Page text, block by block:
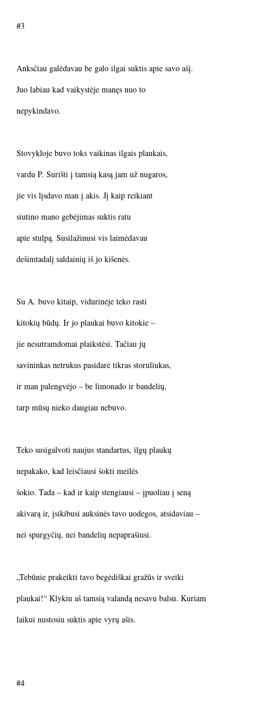
#3
Anksčiau galėdavau be galo ilgai suktis apie savo ašį.
Juo labiau kad vaikystėje manęs nuo to
nepykindavo.
Stovykloje buvo toks vaikinas ilgais plaukais,
vardu P. Surišti į tamsią kasą jam už nugaros,
jie vis lįsdavo man į akis. Jį kaip reikiant
siutino mano gebėjimas suktis ratu
apie stulpą. Susilažinusi vis laimėdavau
dešimtadalį saldainių iš jo kišenės.
Su A. buvo kitaip, vidurinėje teko rasti
kitokių būdų. Ir jo plaukai buvo kitokie –
jie nesutramdomai plaikstėsi. Tačiau jų
savininkas netrukus pasidarė tikras storuliukas,
ir man palengvėjo – be limonado ir bandelių,
tarp mūsų nieko daugiau nebuvo.
Teko susigalvoti naujus standartus, ilgų plaukų
nepakako, kad leisčiausi šokti meilės
šokio. Tada – kad ir kaip stengiausi – įpuoliau į seną
akivarą ir, įsikibusi auksinės tavo uodegos, atsidaviau –
nei spurgyčių, nei bandelių nepaprašiusi.
„Tebūnie prakeikti tavo begėdiškai gražūs ir sveiki
plaukai!“ Klykiu aš tamsią valandą nesavu balsu. Kuriam
laikui nustosiu suktis apie vyrų ašis.
#4